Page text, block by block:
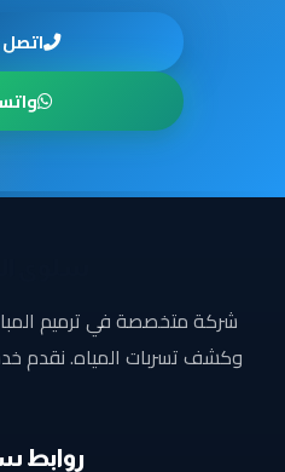
اتصل
شركة متخصصة في ترميم
وكشف تسربات المياه. نقدم
روابط